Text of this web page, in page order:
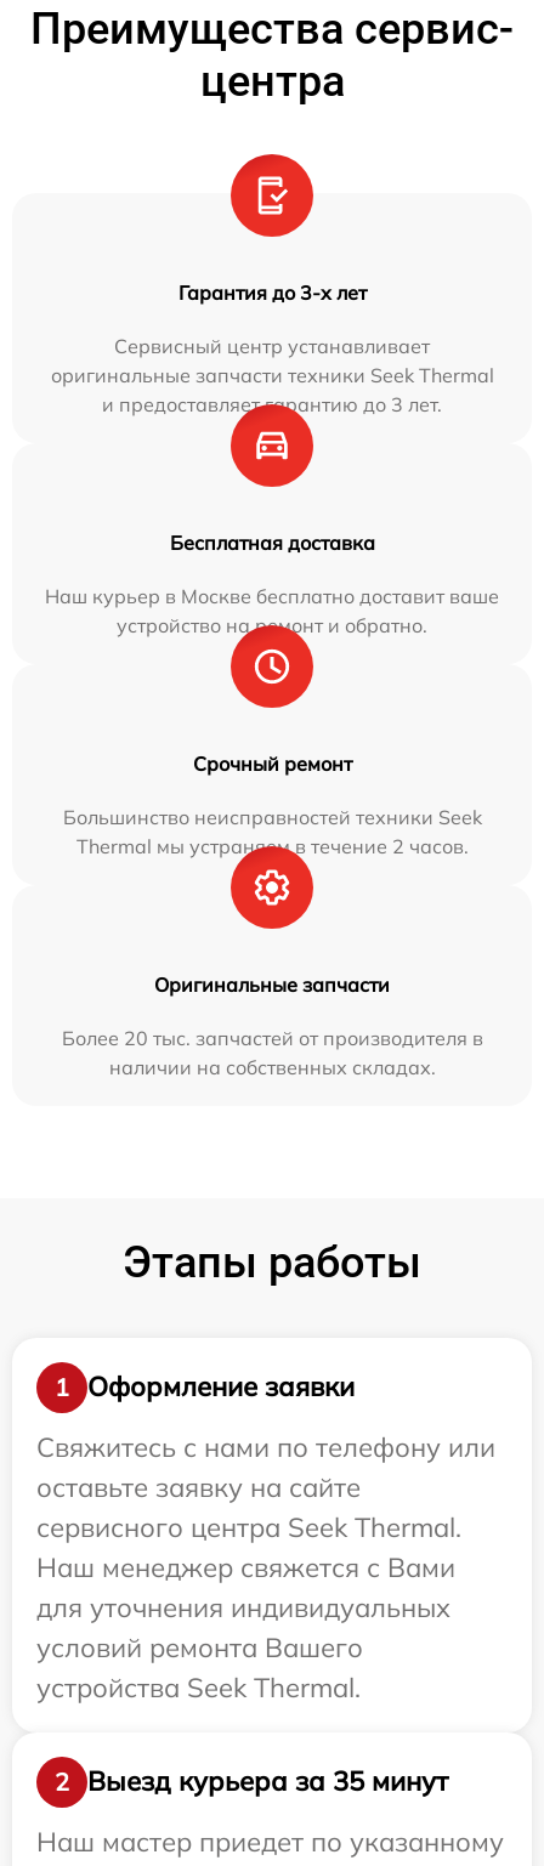
Преимущества сервис-
центра
Гарантия до 3-х лет
Сервисный центр устанавливает
оригинальные запчасти техники Seek Thermal
и предоставляет гарантию до 3 лет.
Бесплатная доставка
Наш курьер в Москве бесплатно доставит ваше
устройство на ремонт и обратно.
Срочный ремонт
Большинство неисправностей техники Seek
Thermal мы устраняем в течение 2 часов.
Оригинальные запчасти
Более 20 тыс. запчастей от производителя в
наличии на собственных складах.
Этапы работы
1
Оформление заявки
Свяжитесь с нами по телефону или
оставьте заявку на сайте
сервисного центра Seek Thermal.
Наш менеджер свяжется с Вами
для уточнения индивидуальных
условий ремонта Вашего
устройства Seek Thermal.
2
Выезд курьера за 35 минут
Наш мастер приедет по указанному